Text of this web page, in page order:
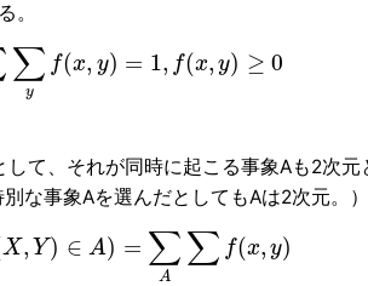
。
∑
y
f(x, y) = 1, f(x, y) ≥ 0
て、それが同時に起こる事象Aも2次元
な事象Aを選んだとしてもAは2次元。）
X, Y) ∈ A) = ∑
A
∑ f(x, y)